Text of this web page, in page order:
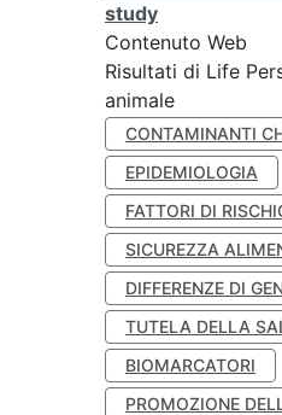
study
Contenuto Web
Risultati di Life
animale
CONTAMINANTI
EPIDEMIOLOGIA
FATTORI DI
SICUREZZA
DIFFERENZE DI
TUTELA DELLA
BIOMARCATORI
PROMOZIONE